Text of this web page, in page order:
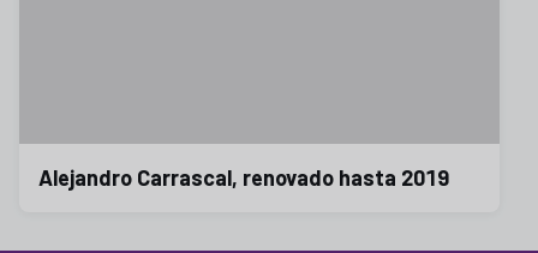
Alejandro Carrascal, renovado hasta 2019